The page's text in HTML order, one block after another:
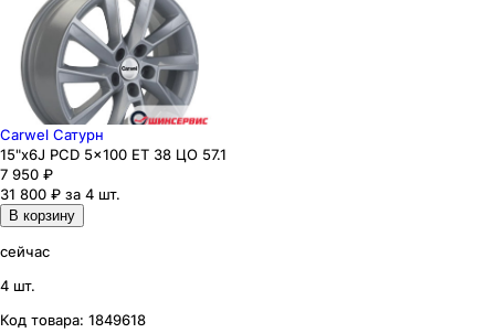
Carwel Сатурн
15"x6J PCD 5x100 ЕТ 38 ЦО 57.1
7 950 ₽
31 800 ₽ за 4 шт.
В корзину
сейчас
4 шт.
Код товара: 1849618